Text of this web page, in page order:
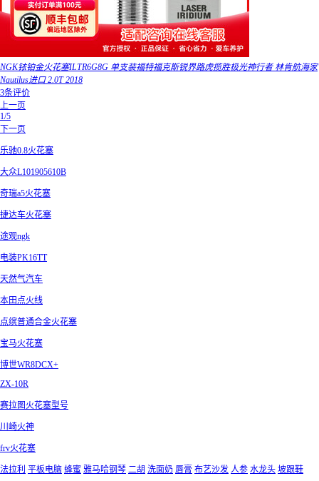
NGK铱铂金火花塞ILTR6G8G 单支装福特福克斯锐界路虎揽胜极光神行者 林肯航海家
Nautilus进口 2.0T 2018
3条评价
上一页
1/5
下一页
乐驰0.8火花塞
大众L101905610B
奇瑞a5火花塞
捷达车火花塞
途观ngk
电装PK16TT
天然气汽车
本田点火线
点缤普通合金火花塞
宝马火花塞
博世WR8DCX+
ZX-10R
赛拉图火花塞型号
川崎火神
frv火花塞
法拉利 平板电脑 蜂蜜 雅马哈钢琴 二胡 洗面奶 唇膏 布艺沙发 人参 水龙头 坡跟鞋